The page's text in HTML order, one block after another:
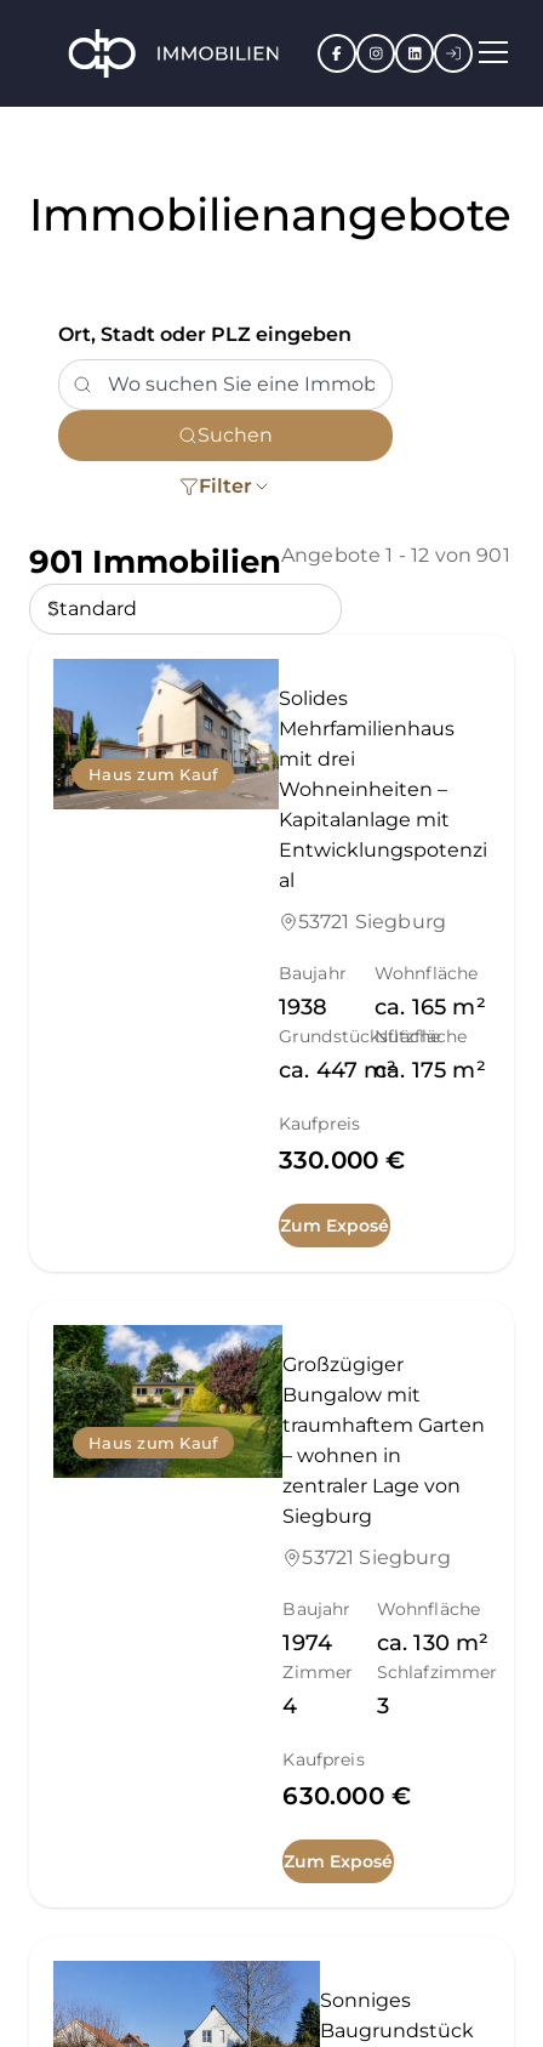
Facebook
Instagram
LinkedIn
Immobilienangebote
Ort, Stadt oder PLZ eingeben
Suchen
Filter
901 ImmobilienAngebote 1 - 12 von 901
Haus zum Kauf
Solides
Mehrfamilienhaus
mit drei
Wohneinheiten –
Kapitalanlage mit
Entwicklungspotenzi
al
53721 Siegburg
Baujahr
1938
Wohnfläche
ca. 165 m²
Grundstücksfläche
ca. 447 m²
Nutzfläche
ca. 175 m²
Kaufpreis
330.000 €
Zum Exposé
Haus zum Kauf
Großzügiger
Bungalow mit
traumhaftem Garten
– wohnen in
zentraler Lage von
Siegburg
53721 Siegburg
Baujahr
1974
Wohnfläche
ca. 130 m²
Zimmer
4
Schlafzimmer
3
Kaufpreis
630.000 €
Zum Exposé
Sonniges
Baugrundstück